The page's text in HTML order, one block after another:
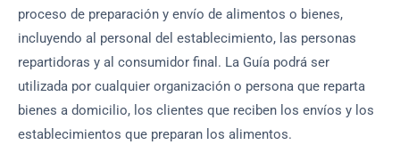
proceso de preparación y envío de alimentos o bienes,
incluyendo al personal del establecimiento, las personas
repartidoras y al consumidor final. La Guía podrá ser
utilizada por cualquier organización o persona que reparta
bienes a domicilio, los clientes que reciben los envíos y los
establecimientos que preparan los alimentos.